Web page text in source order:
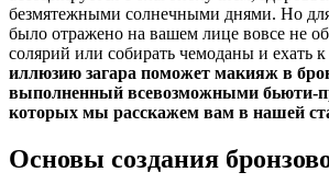
безмятежными солнечными днями. Но
было отражено на вашем лице вовсе не
солярий или собирать чемоданы и ехать
иллюзию загара поможет макияж в
выполненный всевозможными бьюти-
которых мы расскажем вам в нашей
Основы создания